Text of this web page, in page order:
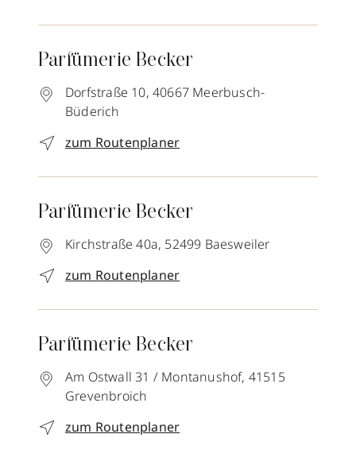
Parfümerie Becker
Dorfstraße 10, 40667 Meerbusch-
Büderich
zum Routenplaner
Parfümerie Becker
Kirchstraße 40a, 52499 Baesweiler
zum Routenplaner
Parfümerie Becker
Am Ostwall 31 / Montanushof, 41515
Grevenbroich
zum Routenplaner